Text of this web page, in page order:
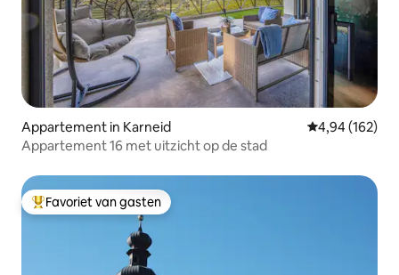
Appartement in Karneid Gemiddelde
4,94 (162)
Appartement 16 met uitzicht op de stad
Topfavoriet van gasten
Favoriet van gasten